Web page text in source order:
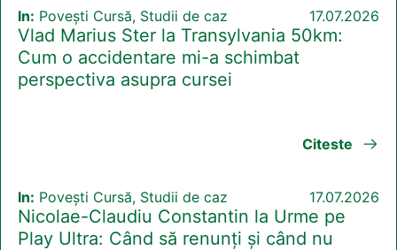
In: Povești Cursă, Studii de caz 17.07.2026
Vlad Marius Ster la Transylvania 50km:
Cum o accidentare mi-a schimbat
perspectiva asupra cursei
Citeste
In: Povești Cursă, Studii de caz 17.07.2026
Nicolae-Claudiu Constantin la Urme pe
Play Ultra: Când să renunți și când nu